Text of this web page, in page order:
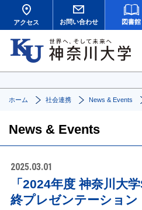
アクセス お問い合わせ 図書館
ホーム 社会連携 News & Events
News & Events
2025.03.01
「2024年度 神奈川大
終プレゼンテーション